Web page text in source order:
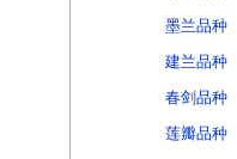
墨兰品种
建兰品种
春剑品种
莲瓣品种